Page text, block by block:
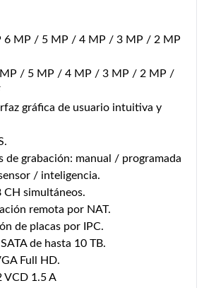
6 MP / 5 MP / 4 MP / 3 MP / 2 MP
/ 5 MP / 4 MP / 3 MP / 2 MP /
gráfica de usuario intuitiva y
de grabación: manual / programada
/ inteligencia.
CH simultáneos.
remota por NAT.
de placas por IPC.
de hasta 10 TB.
Full HD.
VCD 1.5 A